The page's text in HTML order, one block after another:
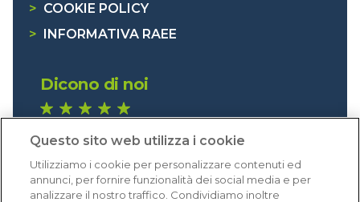
> COOKIE POLICY
>
INFORMATIVA RAEE
Dicono di noi
Eccellente (4,8)
Acquisti verificati
Questo sito web utilizza i cookie
Utilizziamo i cookie per personalizzare contenuti ed
annunci, per fornire funzionalità dei social media e per
analizzare il nostro traffico. Condividiamo inoltre